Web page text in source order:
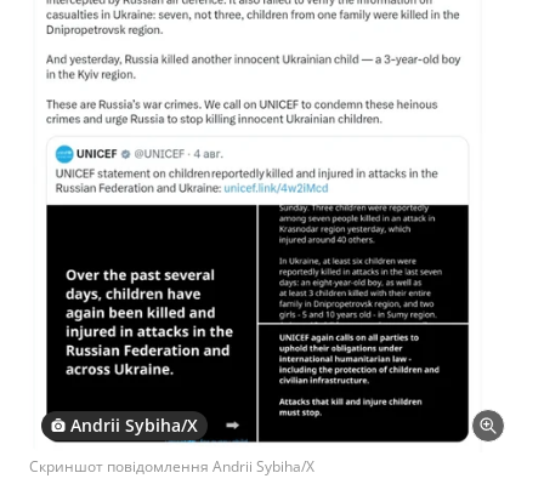
Andrii Sybiha/X
Скриншот повідомлення Andrii Sybiha/X